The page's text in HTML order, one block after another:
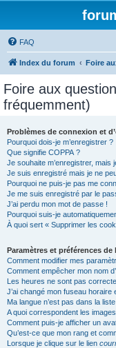
FAQ
Index du forum Foire
Foire aux
fréquemment)
Problèmes de connexion et
Pourquoi dois-je m’enregistrer ?
Que signifie COPPA ?
Je souhaite m’enregistrer, mais
Je suis enregistré mais je ne
Pourquoi ne puis-je pas me
Je me suis enregistré par le
J’ai perdu mon mot de passe !
Pourquoi suis-je
À quoi sert « Supprimer les
Paramètres et préférences de
Comment modifier mes
Comment empêcher mon nom
Les heures ne sont pas
J’ai changé mon fuseau horaire
Ma langue n’est pas dans la liste
A quoi correspondent les
Comment puis-je afficher un
Qu’est-ce que mon rang et
Lorsque je clique sur le lien